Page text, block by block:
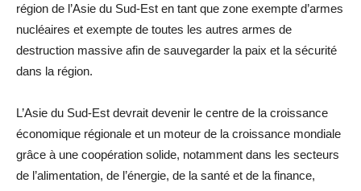
région de l’Asie du Sud-Est en tant que zone exempte d’armes
nucléaires et exempte de toutes les autres armes de
destruction massive afin de sauvegarder la paix et la sécurité
dans la région.
L’Asie du Sud-Est devrait devenir le centre de la croissance
économique régionale et un moteur de la croissance mondiale
grâce à une coopération solide, notamment dans les secteurs
de l’alimentation, de l’énergie, de la santé et de la finance,